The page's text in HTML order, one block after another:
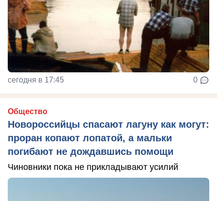
сегодня в 17:45 0
Общество
Новороссийцы спасают лагуну как могут:
проран копают лопатой, а мальки
погибают не дождавшись помощи
Чиновники пока не прикладывают усилий